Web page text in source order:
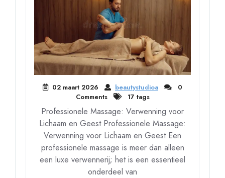
02 maart 2026 beautystudioa
0
Comments
17 tags
Professionele Massage: Verwenning voor
Lichaam en Geest Professionele Massage:
Verwenning voor Lichaam en Geest Een
professionele massage is meer dan alleen
een luxe verwennerij; het is een essentieel
onderdeel van